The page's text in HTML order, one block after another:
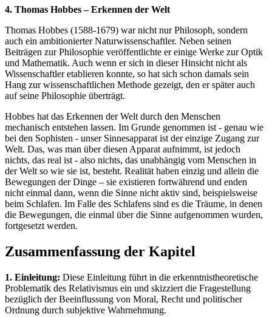
4. Thomas Hobbes – Erkennen der Welt
Thomas Hobbes (1588-1679) war nicht nur Philosoph, sondern
auch ein ambitionierter Naturwissenschaftler. Neben seinen
Beiträgen zur Philosophie veröffentlichte er einige Werke zur Optik
und Mathematik. Auch wenn er sich in dieser Hinsicht nicht als
Wissenschaftler etablieren konnte, so hat sich schon damals sein
Hang zur wissenschaftlichen Methode gezeigt, den er später auch
auf seine Philosophie überträgt.
Hobbes hat das Erkennen der Welt durch den Menschen
mechanisch entstehen lassen. Im Grunde genommen ist - genau wie
bei den Sophisten - unser Sinnesapparat ist der einzige Zugang zur
Welt. Das, was man über diesen Apparat aufnimmt, ist jedoch
nichts, das real ist - also nichts, das unabhängig vom Menschen in
der Welt so wie sie ist, besteht. Realität haben einzig und allein die
Bewegungen der Dinge – sie existieren fortwährend und enden
nicht einmal dann, wenn die Sinne nicht aktiv sind, beispielsweise
beim Schlafen. Im Falle des Schlafens sind es die Träume, in denen
die Bewegungen, die einmal über die Sinne aufgenommen wurden,
fortgesetzt werden.
Zusammenfassung der Kapitel
1. Einleitung: Diese Einleitung führt in die erkenntnistheoretische
Problematik des Relativismus ein und skizziert die Fragestellung
bezüglich der Beeinflussung von Moral, Recht und politischer
Ordnung durch subjektive Wahrnehmung.